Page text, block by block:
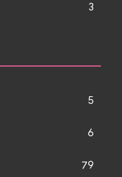
3
5
6
79